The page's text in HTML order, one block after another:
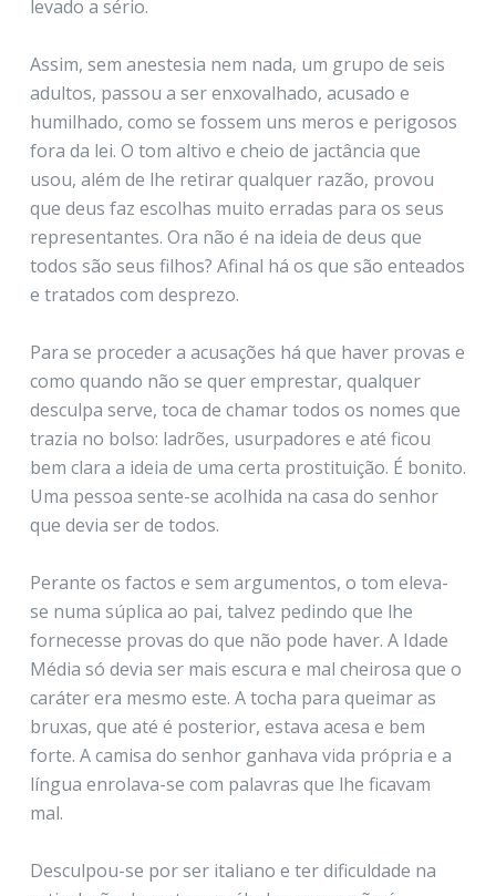
levado a sério.
Assim, sem anestesia nem nada, um grupo de seis
adultos, passou a ser enxovalhado, acusado e
humilhado, como se fossem uns meros e perigosos
fora da lei. O tom altivo e cheio de jactância que
usou, além de lhe retirar qualquer razão, provou
que deus faz escolhas muito erradas para os seus
representantes. Ora não é na ideia de deus que
todos são seus filhos? Afinal há os que são enteados
e tratados com desprezo.
Para se proceder a acusações há que haver provas e
como quando não se quer emprestar, qualquer
desculpa serve, toca de chamar todos os nomes que
trazia no bolso: ladrões, usurpadores e até ficou
bem clara a ideia de uma certa prostituição. É bonito.
Uma pessoa sente-se acolhida na casa do senhor
que devia ser de todos.
Perante os factos e sem argumentos, o tom eleva-
se numa súplica ao pai, talvez pedindo que lhe
fornecesse provas do que não pode haver. A Idade
Média só devia ser mais escura e mal cheirosa que o
caráter era mesmo este. A tocha para queimar as
bruxas, que até é posterior, estava acesa e bem
forte. A camisa do senhor ganhava vida própria e a
língua enrolava-se com palavras que lhe ficavam
mal.
Desculpou-se por ser italiano e ter dificuldade na